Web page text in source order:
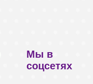
Мы в
соцсетях